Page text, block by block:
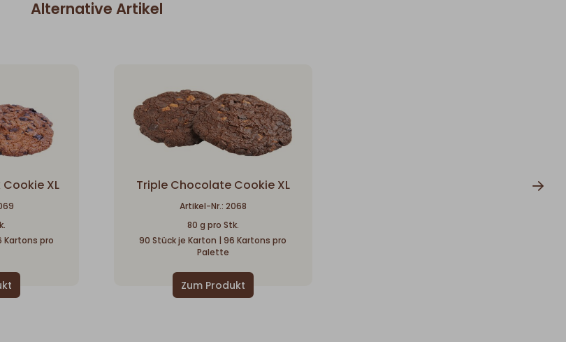
Alternative Artikel
XL
Kartons pro
Triple Chocolate Cookie XL
Artikel-Nr.: 2068
80 g pro Stk.
90 Stück je Karton | 96 Kartons pro
Palette